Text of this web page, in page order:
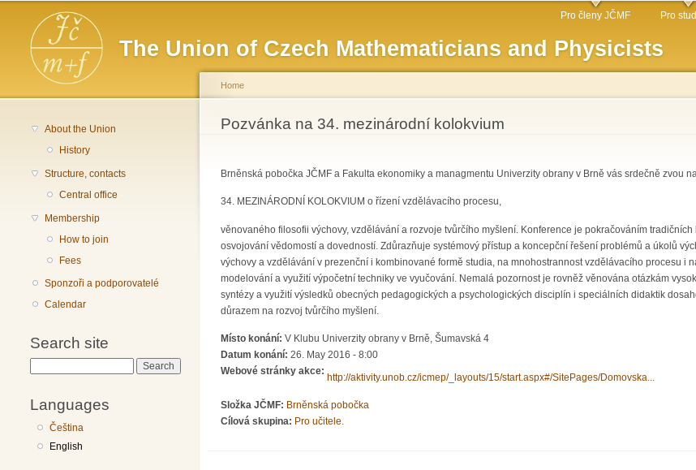
The Union of Czech Mathematicians and Physicists
Main menu Pro členy JČMF Pro
About the Union
History
Structure, contacts
Central office
Membership
How to join
Fees
Sponzoři a podporovatelé
Calendar
Search site
Languages
Čeština
English
You are here
Home
Pozvánka na 34. mezinárodní kolokvium
Brněnská pobočka JČMF a Fakulta ekonomiky a managmentu Univerzity obrany v Brně vás srdečně zvou
34. MEZINÁRODNÍ KOLOKVIUM o řízení vzdělávacího procesu,
věnovaného filosofii výchovy, vzdělávání a rozvoje tvůrčího myšlení. Konference je pokračováním
osvojování vědomostí a dovedností. Zdůrazňuje systémový přístup a koncepční řešení problémů a úkolů
výchovy a vzdělávání v prezenční i kombinované formě studia, na mnohostrannost vzdělávacího procesu i
modelování a využití výpočetní techniky ve vyučování. Nemalá pozornost je rovněž věnována otázkám
syntézy a využití výsledků obecných pedagogických a psychologických disciplín i speciálních didaktik
důrazem na rozvoj tvůrčího myšlení.
Místo konání: V Klubu Univerzity obrany v Brně, Šumavská 4
Datum konání: 26. May 2016 - 8:00
Webové stránky akce:
http://aktivity.unob.cz/icmep/_layouts/15/start.aspx#/SitePages/Domovska...
Složka JČMF: Brněnská pobočka
Cílová skupina: Pro učitele.